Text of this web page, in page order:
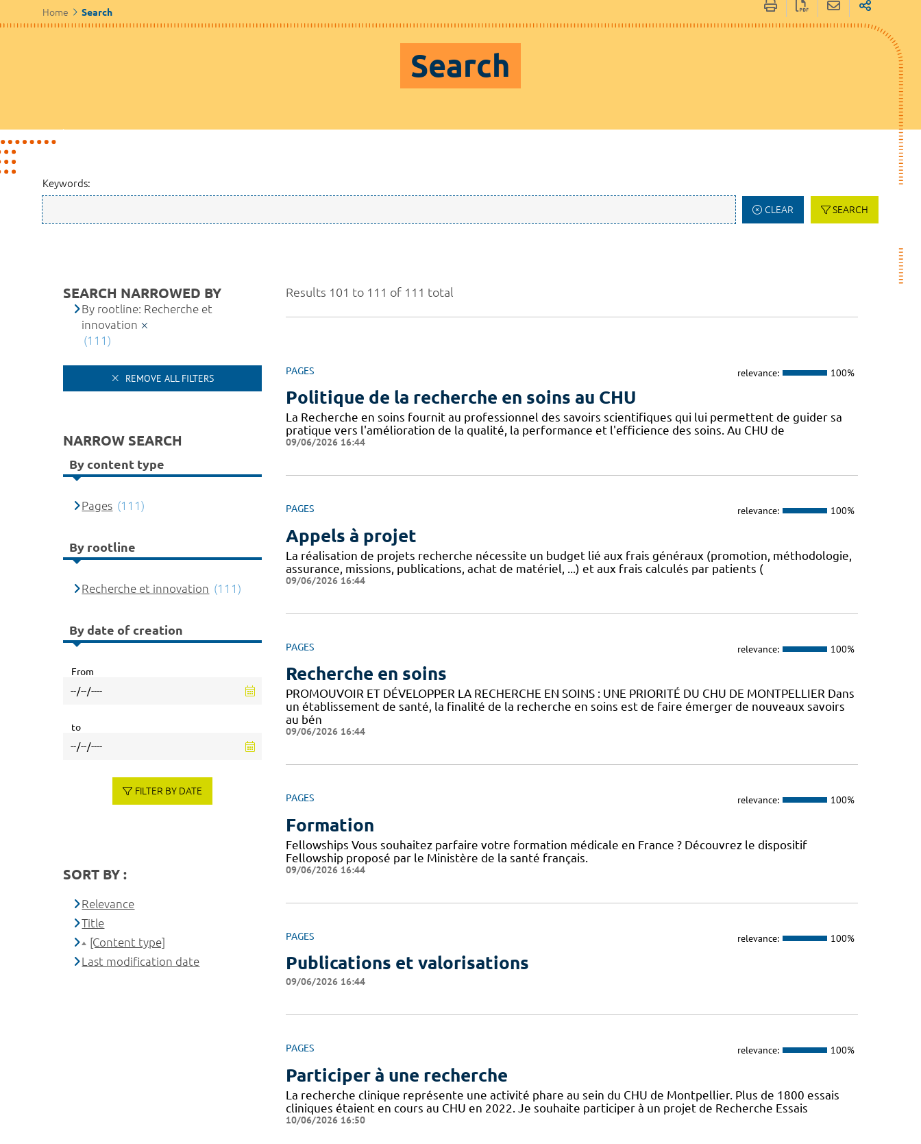
Home Search
Search
Keywords:
CLEAR SEARCH
Results 101 to 111 of 111 total
PAGES relevance: 100%
Politique de la recherche en soins au CHU
La Recherche en soins fournit au professionnel des savoirs scientifiques qui lui permettent de guider sa
pratique vers l'amélioration de la qualité, la performance et l'efficience des soins. Au CHU de
09/06/2026 16:44
PAGES relevance: 100%
Appels à projet
La réalisation de projets recherche nécessite un budget lié aux frais généraux (promotion, méthodologie,
assurance, missions, publications, achat de matériel, ...) et aux frais calculés par patients (
09/06/2026 16:44
PAGES relevance: 100%
Recherche en soins
PROMOUVOIR ET DÉVELOPPER LA RECHERCHE EN SOINS : UNE PRIORITÉ DU CHU DE MONTPELLIER Dans
un établissement de santé, la finalité de la recherche en soins est de faire émerger de nouveaux savoirs
au bén
09/06/2026 16:44
PAGES relevance: 100%
Formation
Fellowships Vous souhaitez parfaire votre formation médicale en France ? Découvrez le dispositif
Fellowship proposé par le Ministère de la santé français.
09/06/2026 16:44
PAGES relevance: 100%
Publications et valorisations
09/06/2026 16:44
PAGES relevance: 100%
Participer à une recherche
La recherche clinique représente une activité phare au sein du CHU de Montpellier. Plus de 1800 essais
cliniques étaient en cours au CHU en 2022. Je souhaite participer à un projet de Recherche Essais
10/06/2026 16:50
SEARCH NARROWED BY
By rootline: Recherche et
innovation
(111)
REMOVE ALL FILTERS
NARROW SEARCH
By content type
Pages (111)
By rootline
Recherche et innovation (111)
By date of creation
From
to
FILTER BY DATE
SORT BY :
Relevance
Title
[Content type]
Last modification date